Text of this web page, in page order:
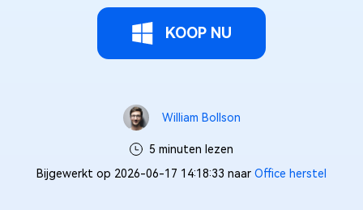
KOOP NU
William Bollson
5 minuten lezen
Bijgewerkt op 2026-06-17 14:18:33 naar Office herstel